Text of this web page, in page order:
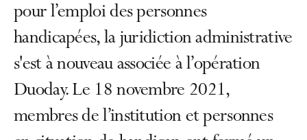
pour l’emploi des personnes
handicapées, la juridiction administrative
s'est à nouveau associée à l’opération
Duoday. Le 18 novembre 2021,
membres de l’institution et personnes